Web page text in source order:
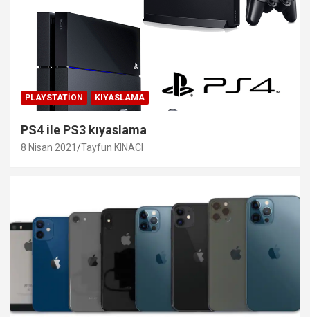
PLAYSTATION KIYASLAMA
PS4 ile PS3 kıyaslama
8 Nisan 2021 Tayfun KINACI